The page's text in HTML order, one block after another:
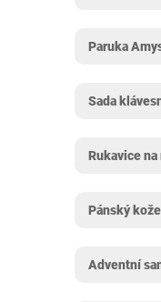
Paruka
Sada
Rukavice
Pánský
Adventní